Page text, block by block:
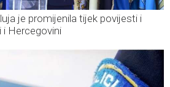
je promijenila tijek povijesti i
i Hercegovini